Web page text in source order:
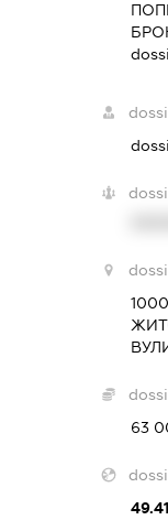
63
49.41